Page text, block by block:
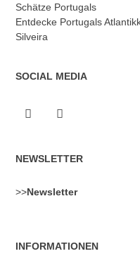
Schätze Portugals
Entdecke Portugals
Silveira
SOCIAL MEDIA
NEWSLETTER
>>Newsletter
INFORMATIONEN